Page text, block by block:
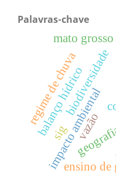
Palavras-chave
impacto ambiental
biodiversidade
vazão
balanço hídrico
regime de chuva
mato
ensino de
sig